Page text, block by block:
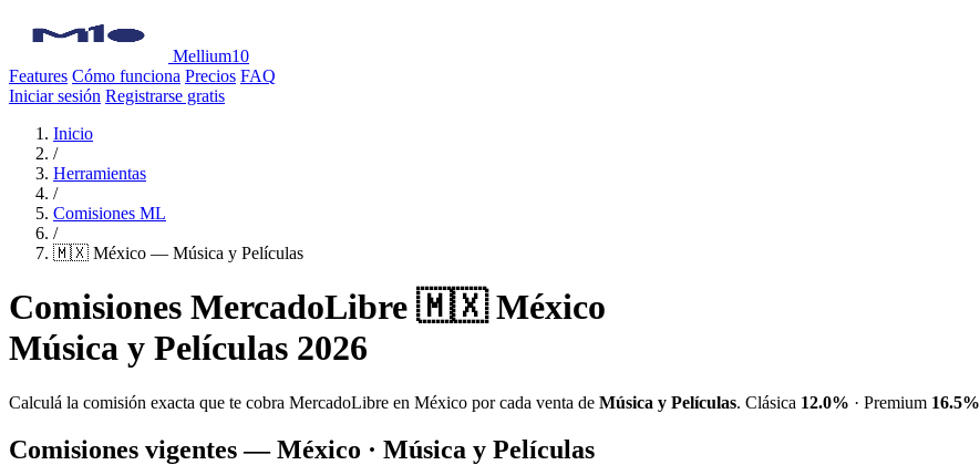
Mellium10
Features Cómo funciona Precios FAQ
Iniciar sesión Registrarse gratis
Inicio
/
Herramientas
/
Comisiones ML
/
🇲🇽 México — Música y Películas
Comisiones MercadoLibre 🇲🇽 México
Música y Películas 2026
Calculá la comisión exacta que te cobra MercadoLibre en México por cada venta de Música y Películas. Clásica 12.0% · Premium 16.5%
Comisiones vigentes — México · Música y Películas